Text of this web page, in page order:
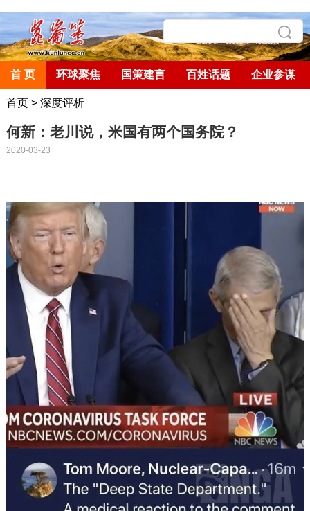
首 页 环球聚焦 国策建言 百姓话题 企业参谋
首页> 深度评析
何新：老川说，米国有两个国务院？
2020-03-23